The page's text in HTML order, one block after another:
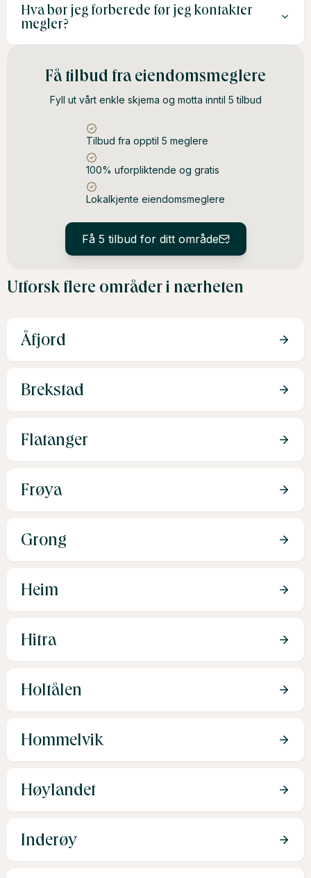
boligsalg i området.
Ja, boligmarkedet i Namsos er stabilt, med jevn
etterspørsel etter både eneboliger og leiligheter.
Hva bør jeg forberede før jeg kontakter
megler?
Klargjør nødvendige dokumenter som takstrapport og
eierskifteattest, og sørg for at boligen er ryddig og klar
for fotografering og visning.
Få tilbud fra eiendomsmeglere
Fyll ut vårt enkle skjema og motta inntil 5 tilbud
Tilbud fra opptil 5 meglere
100% uforpliktende og gratis
Lokalkjente eiendomsmeglere
Få 5 tilbud for ditt område
Utforsk flere områder i nærheten
Åfjord
Brekstad
Flatanger
Frøya
Grong
Heim
Hitra
Holtålen
Hommelvik
Høylandet
Inderøy